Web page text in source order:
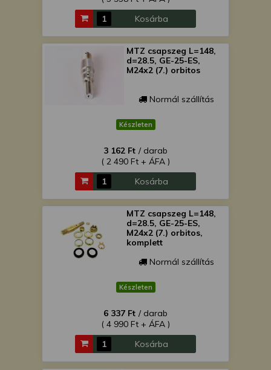
Kosárba
MTZ csapszeg L=148,
d=28.5, GE-25-ES,
M24x2 (7.) orbitos
Normál szállítás
Készleten
3 162 Ft / darab
( 2 490 Ft + ÁFA )
Kosárba
MTZ csapszeg L=148,
d=28.5, GE-25-ES,
M24x2 (7.) orbitos,
komplett
Normál szállítás
Készleten
6 337 Ft / darab
( 4 990 Ft + ÁFA )
Kosárba